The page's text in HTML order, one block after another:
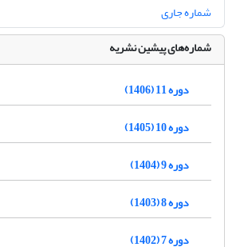
شماره جاری
شماره‌های پیشین نشریه
دوره 11 (1406)
دوره 10 (1405)
دوره 9 (1404)
دوره 8 (1403)
دوره 7 (1402)